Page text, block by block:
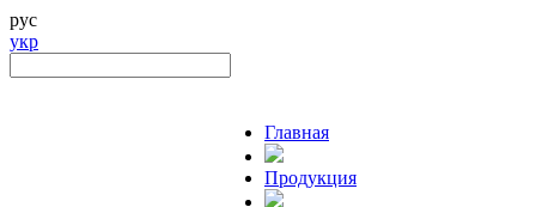
рус
укр
Главная
Продукция